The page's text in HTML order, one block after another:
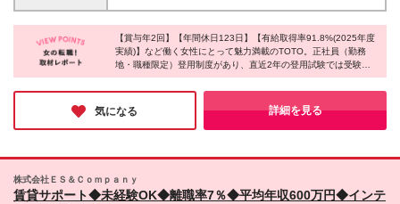
王・小田急線・都営新宿線・ 都営大江戸線・東京
メトロ丸の内線「新宿駅」南口より徒歩5分 【神戸駅
より徒歩1分 南口を出てすぐ】 ■兵庫：神戸市中央
区東川崎町1-2-2 ハウジングデザインセンター神戸
9F ┗アクセス：JR「神戸駅」より徒歩1分 ※転居を
伴う転勤はありません ※一部在宅勤務を選択可（詳細
は「勤務時間欄」参照ください） ※上記以外での勤務
の可能性はございません
【賞与年2回】【年間休日123日】【有給取得率91.8%(2025年度
実績)】など働く女性にとって魅力満載のTOTO。正社員（勤務
地・職種限定）登用制度があり、直近2年の登用試験では受験者
の約9割の方が合格しており、将来的には更なる安定を手に入れ
られるチャンスもあります。働きやすい環境で、これから新しい
キャリアをスタートさせたいという方はぜひご検討いただければ
と思います！
気になる 詳細を見る
株式会社ＥＳ＆Ｃｏｍｐａｎｙ
賃貸サポート◆未経験OK◆離職率7％◆平均年収600万円◆インテ